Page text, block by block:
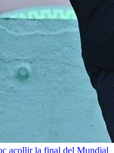
acollir la final del Mundial